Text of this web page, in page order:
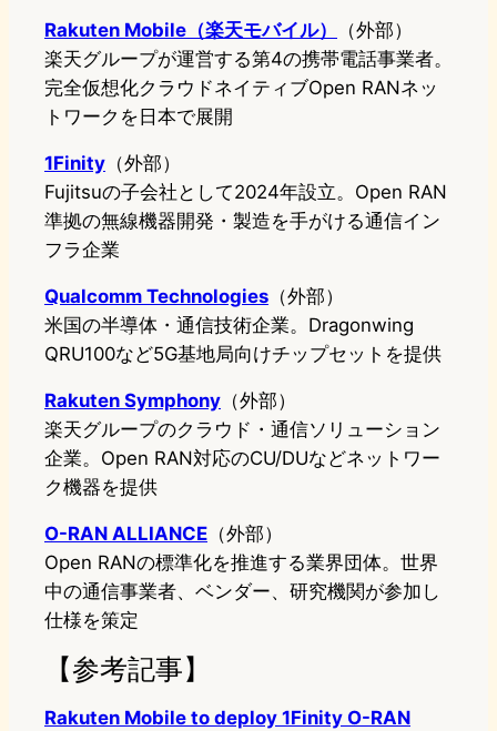
Rakuten Mobile（楽天モバイル）
（外部）
楽天グループが運営する第4の携帯電話事業者。
完全仮想化クラウドネイティブOpen RANネッ
トワークを日本で展開
1Finity （外部）
Fujitsuの子会社として2024年設立。Open RAN
準拠の無線機器開発・製造を手がける通信イン
フラ企業
Qualcomm Technologies （外部）
米国の半導体・通信技術企業。Dragonwing
QRU100など5G基地局向けチップセットを提供
Rakuten Symphony （外部）
楽天グループのクラウド・通信ソリューション
企業。Open RAN対応のCU/DUなどネットワー
ク機器を提供
O-RAN ALLIANCE （外部）
Open RANの標準化を推進する業界団体。世界
中の通信事業者、ベンダー、研究機関が参加し
仕様を策定
【参考記事】
Rakuten Mobile to deploy 1Finity O-RAN